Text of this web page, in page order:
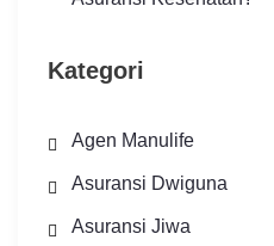
Kategori
Agen Manulife
Asuransi Dwiguna
Asuransi Jiwa